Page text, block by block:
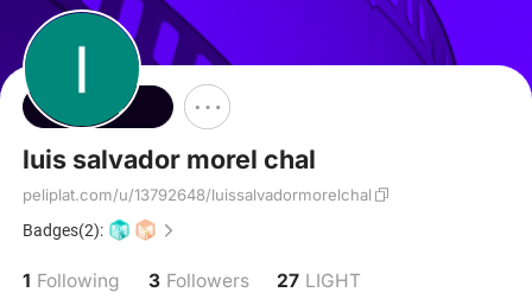
Follow
luis salvador morel chal
peliplat.com/u/13792648/luissalvadormorelchal
Badges(2):
1 Following 3 Followers 27 LIGHT